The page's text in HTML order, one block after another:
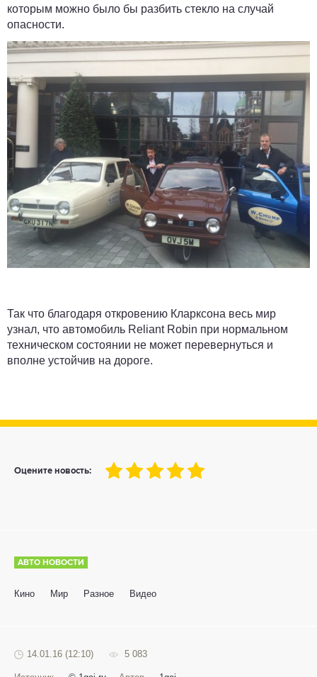
которым можно было бы разбить стекло на случай
опасности.
Так что благодаря откровению Кларксона весь мир
узнал, что автомобиль Reliant Robin при нормальном
техническом состоянии не может перевернуться и
вполне устойчив на дороге.
Оцените новость:
100
1 2 3 4 5
АВТО НОВОСТИ
Кино Мир Разное Видео
14.01.16 (12:10) 5 083